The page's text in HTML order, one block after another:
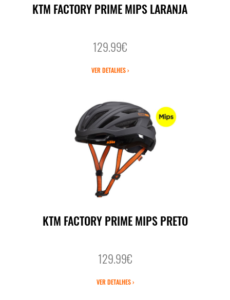
KTM FACTORY PRIME MIPS LARANJA
129.99€
VER DETALHES ›
KTM FACTORY PRIME MIPS PRETO
129.99€
VER DETALHES ›